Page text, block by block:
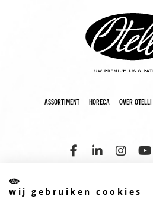
assortiment horeca over otelli
wij gebruiken cookies